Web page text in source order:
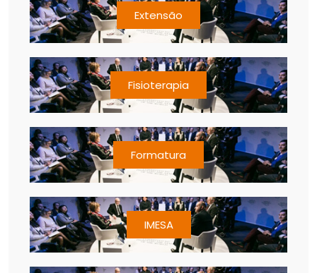
Extensão
Fisioterapia
Formatura
IMESA